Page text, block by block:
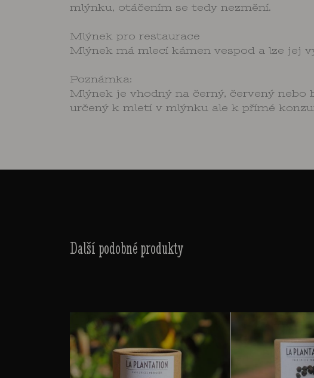
mlýnku, otáčením se tedy nezmění.
Mlýnek pro restaurace
Mlýnek má mlecí kámen vespod a lze jej
Poznámka:
Mlýnek je vhodný na černý, červený nebo
určený k mletí v mlýnku ale k přímé
Další podobné produkty